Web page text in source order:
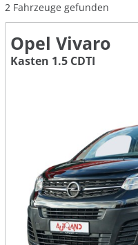
2 Fahrzeuge gefunden
Opel Vivaro
Kasten 1.5 CDTI